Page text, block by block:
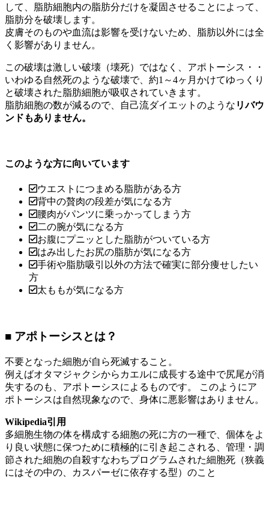
して、脂肪細胞内の脂肪分だけを凝固させることによって、
脂肪分を破壊します。
皮膚そのものや血流は影響を受けないため、脂肪以外には全
く影響がありません。
この破壊は激しい破壊（壊死）ではなく、アポトーシス・・
いわゆる自然死のような破壊で、約1～4ヶ月かけてゆっくり
と破壊された脂肪細胞が吸収されていきます。
脂肪細胞の数が減るので、自己流ダイエットのような リバウ
ンドもありません。
このような方に向いています
ウエストにつまめる脂肪がある方
背中の贅肉の段差が気になる方
腰肉がパンツに乗っかってしまう方
二の腕が気になる方
お腹にプニッとした脂肪がついている方
はみ出したお尻の脂肪が気になる方
手術や脂肪吸引以外の方法で確実に部分痩せしたい
方
太ももが気になる方
■ アポトーシスとは？
不要となった細胞が自ら死滅すること。
例えばオタマジャクシからカエルに成長する途中で尻尾が消
失するのも、アポトーシスによるものです。 このようにア
ポトーシスは自然現象なので、身体に悪影響はありません。
Wikipedia引用
多細胞生物の体を構成する細胞の死に方の一種で、個体をよ
り良い状態に保つために積極的に引き起こされる、管理・調
節された細胞の自殺すなわちプログラムされた細胞死（狭義
にはその中の、カスパーゼに依存する型）のこと